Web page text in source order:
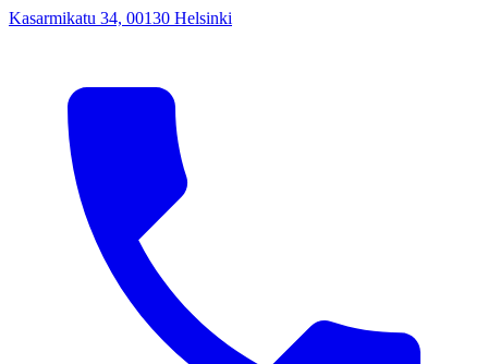
Kasarmikatu 34, 00130 Helsinki